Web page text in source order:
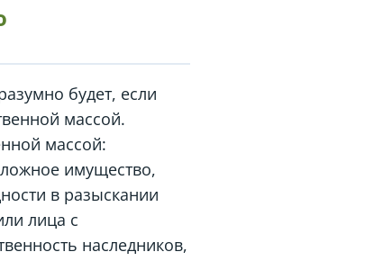
будет, если
массой.
массой:
имущество,
в разыскании
лица с
наследников,